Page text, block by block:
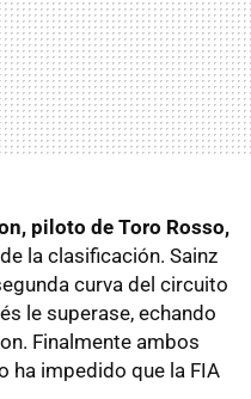
piloto de Toro Rosso,
la clasificación. Sainz
curva del circuito
le superase, echando
Finalmente ambos
ha impedido que la FIA